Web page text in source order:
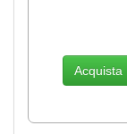
Acquista